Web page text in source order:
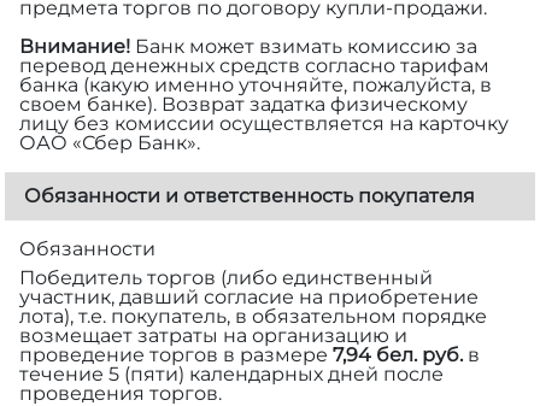
предмета торгов по договору купли-продажи.
Внимание! Банк может взимать комиссию за
перевод денежных средств согласно тарифам
банка (какую именно уточняйте, пожалуйста, в
своем банке). Возврат задатка физическому
лицу без комиссии осуществляется на карточку
ОАО «Сбер Банк».
Обязанности и ответственность покупателя
Обязанности
Победитель торгов (либо единственный
участник, давший согласие на приобретение
лота), т.е. покупатель, в обязательном порядке
возмещает затраты на организацию и
проведение торгов в размере 7,94 бел. руб.в
течение 5 (пяти) календарных дней после
проведения торгов.